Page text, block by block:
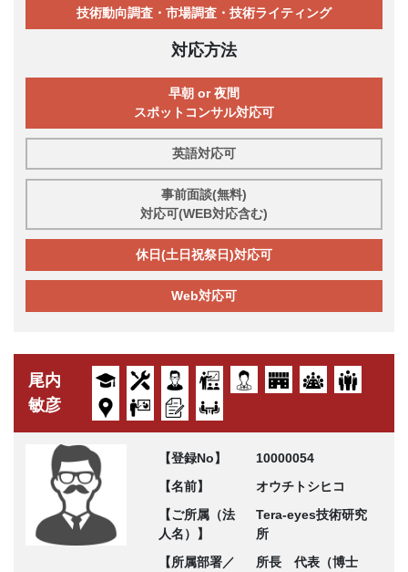
技術動向調査・市場調査・技術ライティング
対応方法
早朝 or 夜間
スポットコンサル対応可
英語対応可
事前面談(無料)
対応可(WEB対応含む)
休日(土日祝祭日)対応可
Web対応可
尾内
敏彦
【登録No】
10000054
【名前】
オウチトシヒコ
【ご所属（法
人名）】
Tera-eyes技術研究
所
【所属部署／
所長 代表（博士